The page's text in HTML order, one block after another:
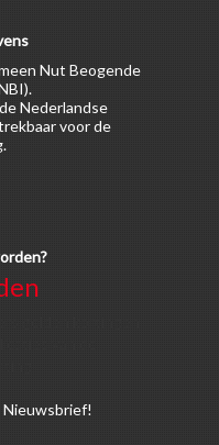
Nut Beogende
Nederlandse
voor de
Nieuwsbrief!